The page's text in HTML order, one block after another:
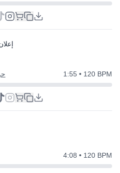
1:55 • 120 BPM
4:08 • 120 BPM